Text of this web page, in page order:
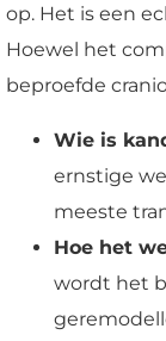
op. Het is een
Hoewel het
beproefde
Wie is
ernstige
meeste
Hoe het
wordt het